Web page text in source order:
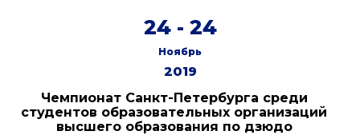
24 - 24
Ноябрь
2019
Чемпионат Санкт-Петербурга среди
студентов образовательных организаций
высшего образования по дзюдо